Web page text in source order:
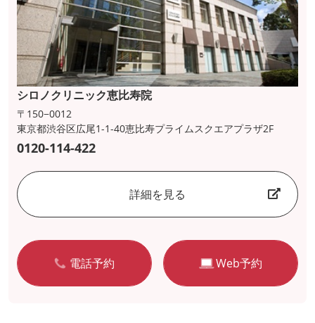
シロノクリニック恵比寿院
〒150−0012
東京都渋谷区広尾1-1-40恵比寿プライムスクエアプラザ2F
0120-114-422
詳細を見る
電話予約 Web予約